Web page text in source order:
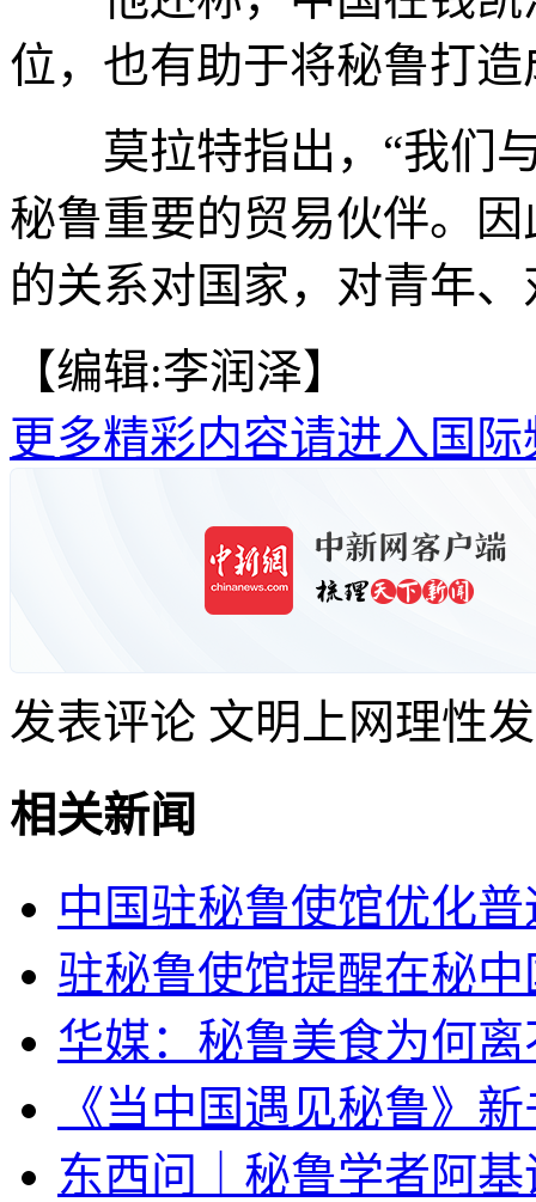
位，也有助于将秘鲁打
莫拉特指出，“我们与
秘鲁重要的贸易伙伴。
的关系对国家，对青年
【编辑:李润泽】
更多精彩内容请进入国际
发表评论 文明上网理性
相关新闻
中国驻秘鲁使馆优化
驻秘鲁使馆提醒在秘
华媒：秘鲁美食为何
《当中国遇见秘鲁》
东西问｜秘鲁学者阿